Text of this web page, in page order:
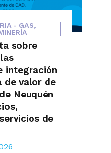
- GAS,
sobre
integración
de valor de
Neuquén
de